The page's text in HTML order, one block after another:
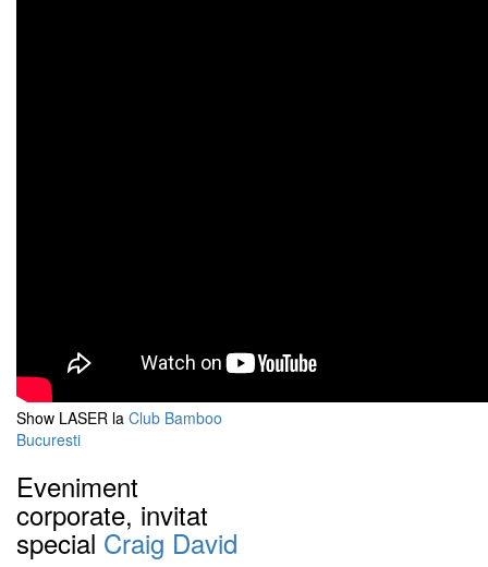
Show LASER la Club Bamboo
Bucuresti
Eveniment
corporate, invitat
special Craig David